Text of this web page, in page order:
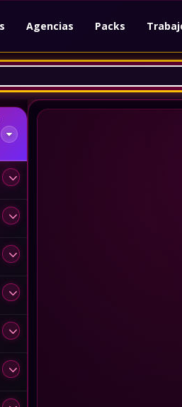
Agencias Packs